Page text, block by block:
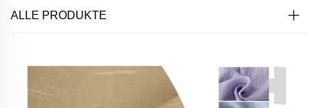
ALLE PRODUKTE